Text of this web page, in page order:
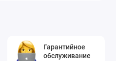
Гарантийное
обслуживание